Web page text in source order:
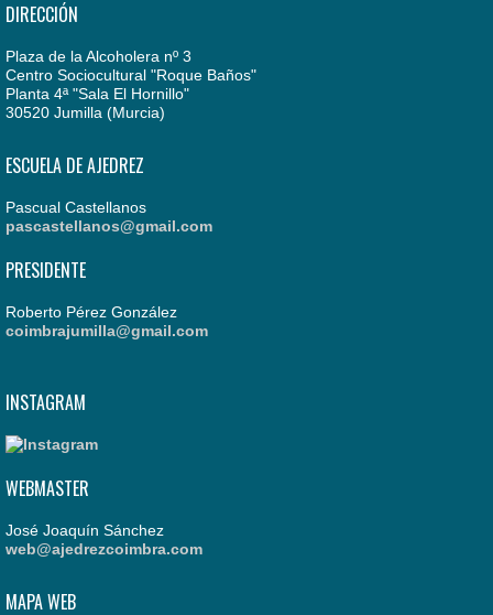
DIRECCIÓN
Plaza de la Alcoholera nº 3
Centro Sociocultural "Roque Baños"
Planta 4ª "Sala El Hornillo"
30520 Jumilla (Murcia)
ESCUELA DE AJEDREZ
Pascual Castellanos
pascastellanos@gmail.com
PRESIDENTE
Roberto Pérez González
coimbrajumilla@gmail.com
INSTAGRAM
WEBMASTER
José Joaquín Sánchez
web@ajedrezcoimbra.com
MAPA WEB